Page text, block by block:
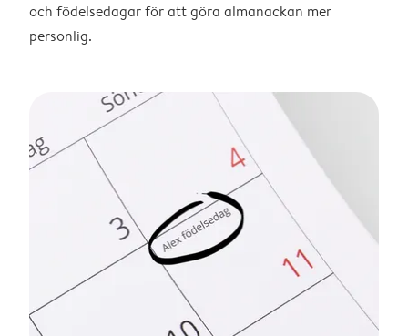
och födelsedagar för att göra almanackan mer
personlig.